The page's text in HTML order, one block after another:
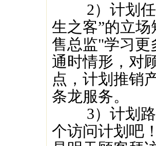
2）计划任
生之客”的立
售总监"学习更
通时情形，对
点，计划推销
条龙服务。
3）计划路
个访问计划吧